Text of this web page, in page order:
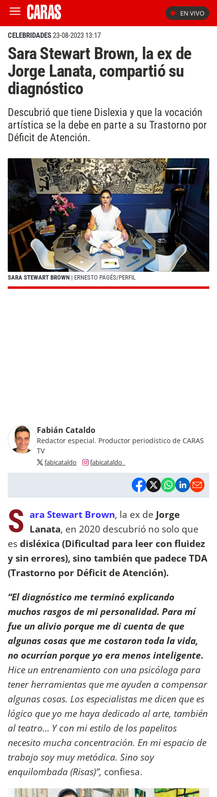
EN VIVO
CELEBRIDADES23-08-2023 13:17
Sara Stewart Brown, la ex de
Jorge Lanata, compartió su
diagnóstico
Descubrió que tiene Dislexia y que la vocación
artística se la debe en parte a su Trastorno por
Déficit de Atención.
SARA STEWART BROWN | ERNESTO PAGÉS/PERFIL
Fabián Cataldo
Redactor especial. Productor periodístico de CARAS
TV
fabicataldo fabicataldo_
S ara Stewart Brown, la ex de Jorge
Lanata, en 2020 descubrió no solo que
esdisléxica (Dificultad para leer con fluidez
y sin errores), sino también que padece TDA
(Trastorno por Déficit de Atención).
“El diagnóstico me terminó explicando
muchos rasgos de mi personalidad. Para mí
fue un alivio porque me di cuenta de que
algunas cosas que me costaron toda la vida,
no ocurrían porque yo era menos inteligente.
Hice un entrenamiento con una psicóloga para
tener herramientas que me ayuden a compensar
algunas cosas. Los especialistas me dicen que es
lógico que yo me haya dedicado al arte, también
al teatro… Y con mi estilo de los papelitos
necesito mucha concentración. En mi espacio de
trabajo soy muy metódica. Sino soy
enquilombada (Risas)”, confiesa.